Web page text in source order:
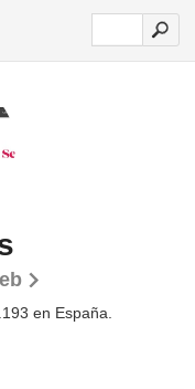
en España.